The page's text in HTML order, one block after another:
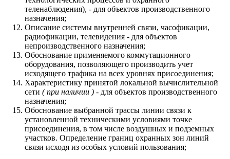
теленаблюдения), - для объектов производственного
назначения;
Описание системы внутренней связи, часофикации,
радиофикации, телевидения - для объектов
непроизводственного назначения;
Обоснование применяемого коммутационного
оборудования, позволяющего производить учет
исходящего трафика на всех уровнях присоединения;
Характеристику принятой локальной вычислительной
сети ( при наличии ) - для объектов производственного
назначения;
Обоснование выбранной трассы линии связи к
установленной техническими условиями точке
присоединения, в том числе воздушных и подземных
участков. Определение границ охранных зон линий
связи исходя из особых условий пользования;